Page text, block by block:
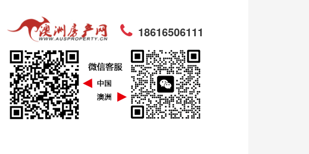
18616506111